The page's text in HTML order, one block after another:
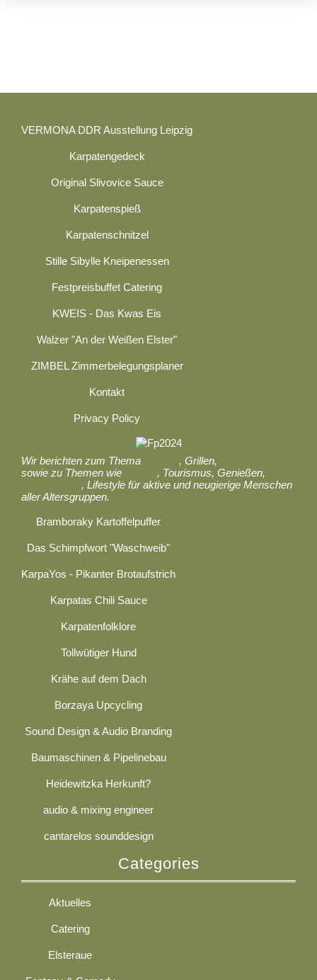
VERMONA DDR Ausstellung Leipzig
Karpatengedeck
Original Slivovice Sauce
Karpatenspieß
Karpatenschnitzel
Stille Sibylle Kneipenessen
Festpreisbuffet Catering
KWEIS - Das Kwas Eis
Walzer "An der Weißen Elster"
ZIMBEL Zimmerbelegungsplaner
Kontakt
Privacy Policy
Wir berichten zum Thema , Grillen,
sowie zu Themen wie
, Tourismus, Genießen,
, Lifestyle für aktive und neugierige Menschen
aller Altersgruppen.
Bramboraky Kartoffelpuffer
Das Schimpfwort "Waschweib"
KarpaYos - Pikanter Brotaufstrich
Karpatas Chili Sauce
Karpatenfolklore
Tollwütiger Hund
Krähe auf dem Dach
Borzaya Upcycling
Sound Design & Audio Branding
Baumaschinen & Pipelinebau
Heidewitzka Herkunft?
audio & mixing engineer
cantarelos sounddesign
Categories
Aktuelles
Catering
Elsteraue